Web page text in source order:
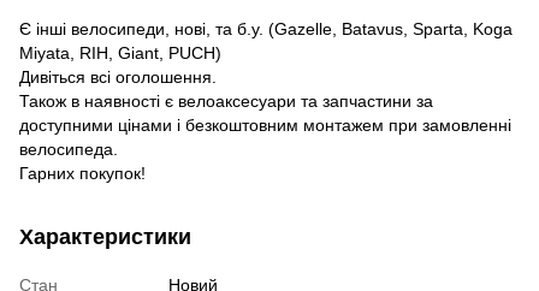
Є інші велосипеди, нові, та б.у. (Gazelle, Batavus, Sparta, Koga
Miyata, RIH, Giant, PUCH)
Дивіться всі оголошення.
Також в наявності є велоаксесуари та запчастини за
доступними цінами і безкоштовним монтажем при замовленні
велосипеда.
Гарних покупок!
Характеристики
Стан
Новий